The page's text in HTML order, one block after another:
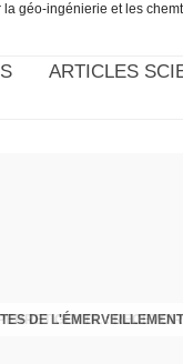
géo-ingénierie et les
ARTICLES
DE GENTIL :